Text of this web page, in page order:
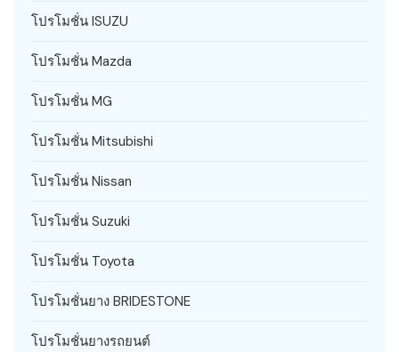
โปรโมชั่น ISUZU
โปรโมชั่น Mazda
โปรโมชั่น MG
โปรโมชั่น Mitsubishi
โปรโมชั่น Nissan
โปรโมชั่น Suzuki
โปรโมชั่น Toyota
โปรโมชั่นยาง BRIDESTONE
โปรโมชั่นยางรถยนต์